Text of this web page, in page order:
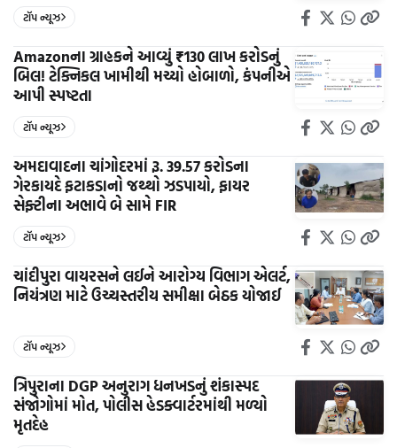
ટૉપ ન્યૂઝ
Amazonના ગ્રાહકને આવ્યું ₹130 લાખ કરોડનું
બિલ! ટેક્નિકલ ખામીથી મચ્યો હોબાળો, કંપનીએ
આપી સ્પષ્ટતા
ટૉપ ન્યૂઝ
અમદાવાદના ચાંગોદરમાં રૂ. 39.57 કરોડના
ગેરકાયદે ફટાકડાનો જથ્થો ઝડપાયો, ફાયર
સેફ્ટીના અભાવે બે સામે FIR
ટૉપ ન્યૂઝ
ચાંદીપુરા વાયરસને લઈને આરોગ્ય વિભાગ એલર્ટ,
નિયંત્રણ માટે ઉચ્ચસ્તરીય સમીક્ષા બેઠક યોજાઈ
ટૉપ ન્યૂઝ
ત્રિપુરાના DGP અનુરાગ ધનખડનું શંકાસ્પદ
સંજોગોમાં મોત, પોલીસ હેડક્વાર્ટરમાંથી મળ્યો
મૃતદેહ